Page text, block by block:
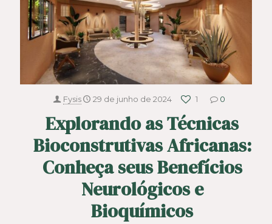
Fysis 29 de junho de 2024 1 0
Explorando as Técnicas
Bioconstrutivas Africanas:
Conheça seus Benefícios
Neurológicos e
Bioquímicos